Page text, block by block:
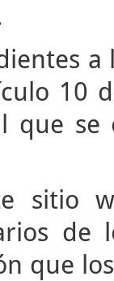
10
que
sitio
de
que